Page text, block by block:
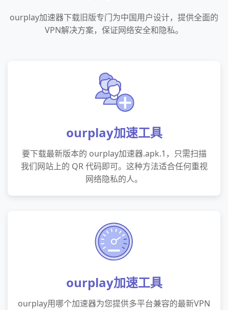
ourplay加速器下载旧版专门为中国用户设计，提供全面的
VPN解决方案，保证网络安全和隐私。
ourplay加速工具
要下载最新版本的 ourplay加速器.apk.1，只需扫描
我们网站上的 QR 代码即可。这种方法适合任何重视
网络隐私的人。
ourplay加速工具
ourplay用哪个加速器为您提供多平台兼容的最新VPN